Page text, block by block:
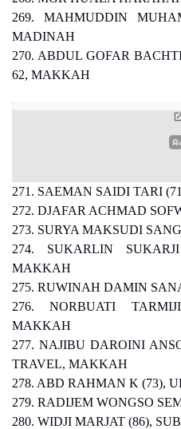
269. MAHMUDDIN
MADINAH
270. ABDUL GOFAR
62, MAKKAH
271. SAEMAN SAIDI TARI
272. DJAFAR ACHMAD
273. SURYA MAKSUDI
274. SUKARLIN
MAKKAH
275. RUWINAH DAMIN
276. NORBUATI
MAKKAH
277. NAJIBU DAROINI
TRAVEL, MAKKAH
278. ABD RAHMAN K (73),
279. RADIJEM WONGSO
280. WIDJI MARJAT (86),